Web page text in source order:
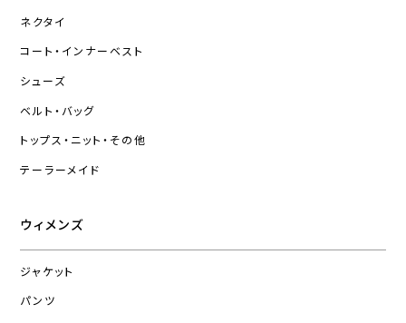
ネクタイ
コート・インナーベスト
シューズ
ベルト・バッグ
トップス・ニット・その他
テーラーメイド
ウィメンズ
ジャケット
パンツ